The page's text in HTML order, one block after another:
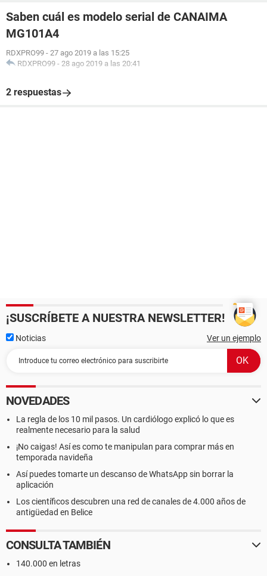
Saben cuál es modelo serial de CANAIMA
MG101A4
RDXPRO99 - 27 ago 2019 a las 15:25
RDXPRO99 - 28 ago 2019 a las 20:41
2 respuestas
¡SUSCRÍBETE A NUESTRA NEWSLETTER!
Noticias Ver un ejemplo
NOVEDADES
La regla de los 10 mil pasos. Un cardiólogo explicó lo que es
realmente necesario para la salud
¡No caigas! Así es como te manipulan para comprar más en
temporada navideña
Así puedes tomarte un descanso de WhatsApp sin borrar la
aplicación
Los científicos descubren una red de canales de 4.000 años de
antigüedad en Belice
CONSULTA TAMBIÉN
140.000 en letras